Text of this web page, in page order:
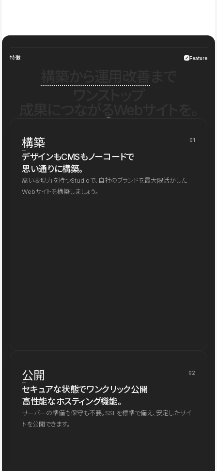
特徴 Feature
構築 01
デザインもCMSもノーコードで
思い通りに構築。
高い表現力を持つStudioで、自社のブランドを最大限活かした
Webサイトを構築しましょう。
公開 02
セキュアな状態でワンクリック公開
高性能なホスティング機能。
サーバーの準備も保守も不要。SSLを標準で備え、安定したサイ
トを公開できます。